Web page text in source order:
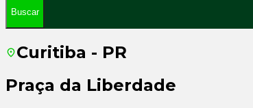
Buscar
Curitiba - PR
Praça da Liberdade